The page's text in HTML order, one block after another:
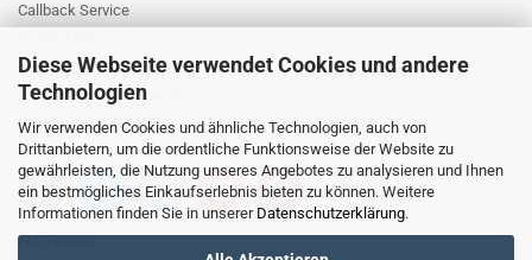
Diese Webseite verwendet Cookies und andere
Technologien
Wir verwenden Cookies und ähnliche Technologien, auch von
Drittanbietern, um die ordentliche Funktionsweise der Website zu
gewährleisten, die Nutzung unseres Angebotes zu analysieren und Ihnen
ein bestmögliches Einkaufserlebnis bieten zu können. Weitere
Informationen finden Sie in unserer Datenschutzerklärung.
Callback Service
Kontaktformular
E-Mail: info@likernow.de
Skype Live Support
Ihre Meinung und Ideen
FACEBOOK